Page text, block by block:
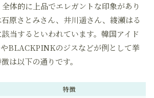
体的に上品でエレガントな印象があり
原さとみさん、井川遥さん、綾瀬はる
当するといわれています。韓国アイド
BLACKPINKのジスなどが例として挙
は以下の通りです。
特徴